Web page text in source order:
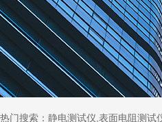
热门搜索：静电测试仪,表面电阻测试